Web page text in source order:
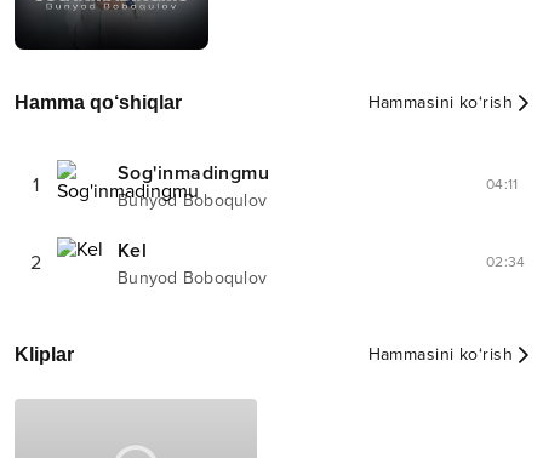
Hamma qo‘shiqlar Hammasini ko‘rish
1 Sog'inmadingmu
Bunyod Boboqulov
04:11
2 Kel
Bunyod Boboqulov
02:34
Kliplar Hammasini ko‘rish